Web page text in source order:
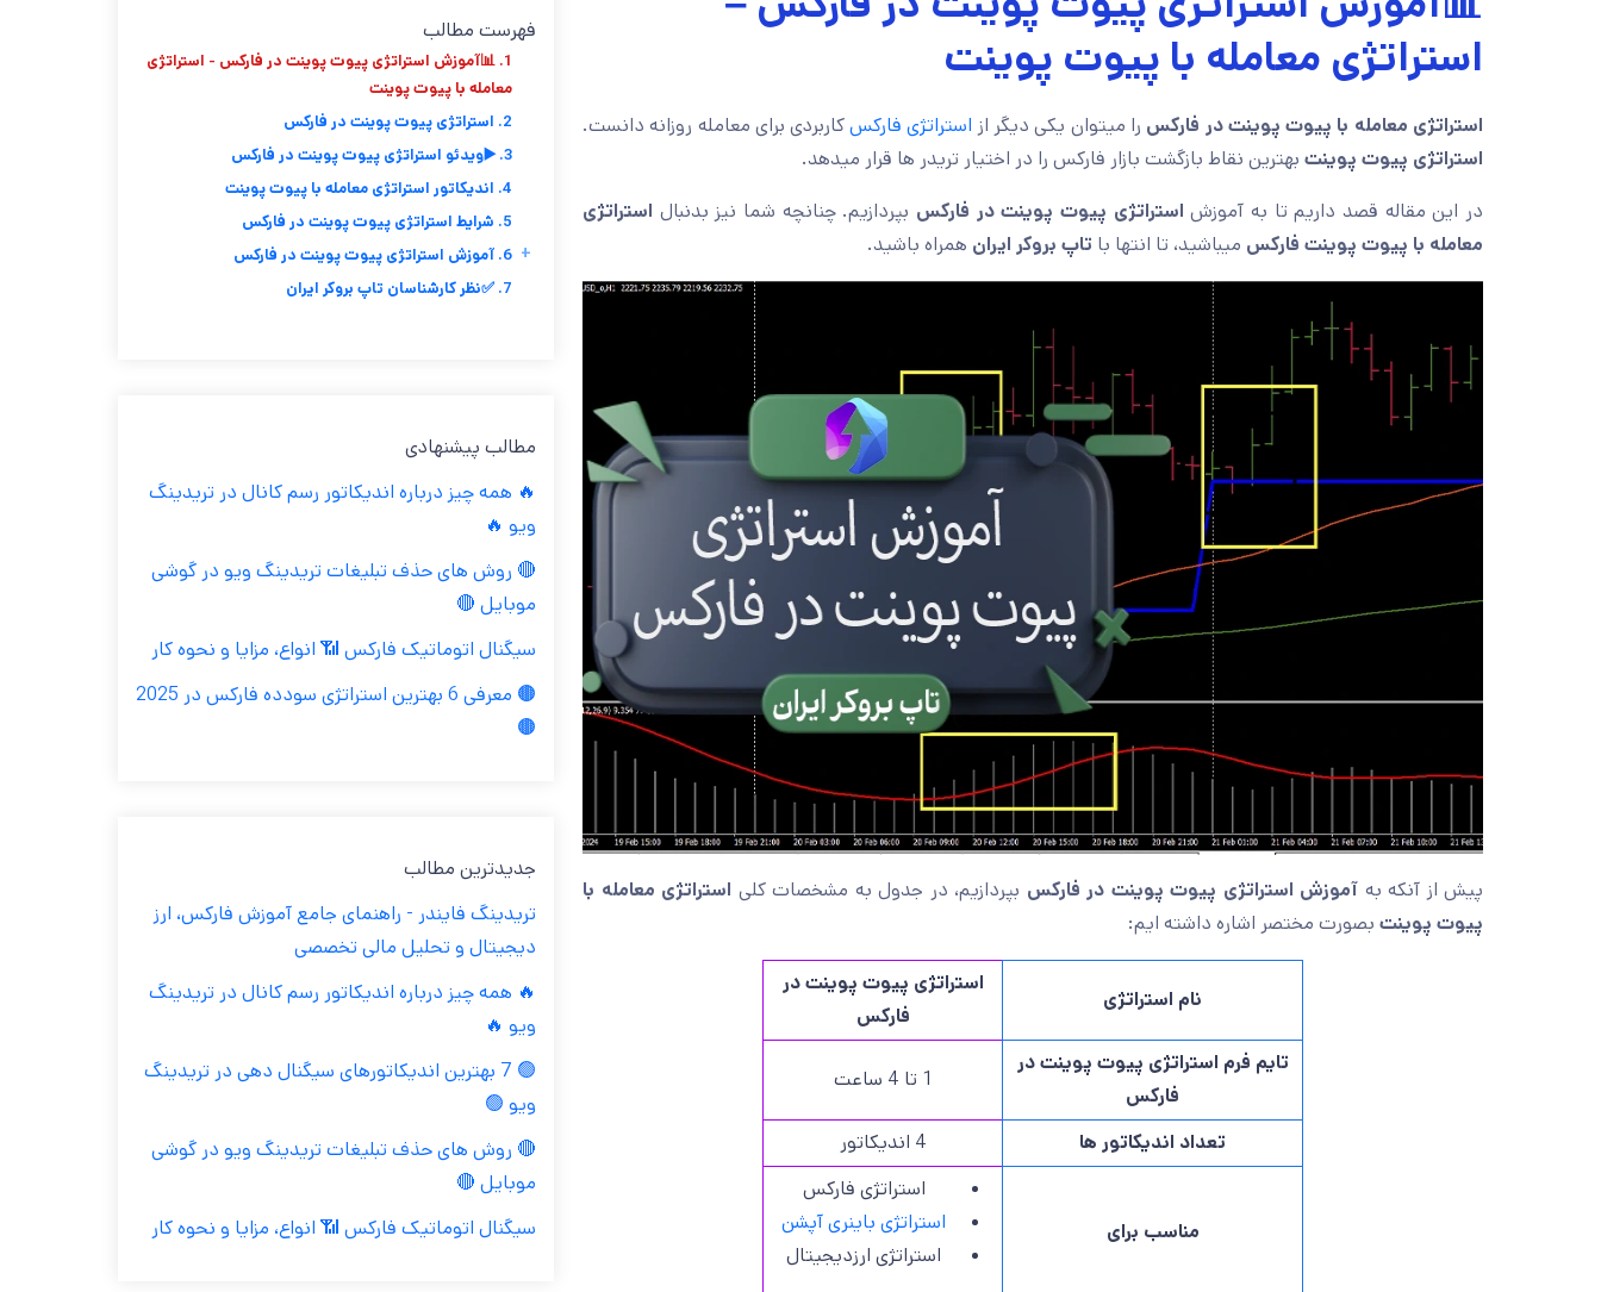
استراتژی معامله با پیوت پوینت
استراتژی معامله با پیوت پوینت در فارکس را میتوان یکی دیگر از استراتژی فارکسکاربردی برای معامله روزانه دانست.
استراتژی پیوت پوینت بهترین نقاط بازگشت بازار فارکس را در اختیار تریدر ها قرار میدهد.
در این مقاله قصد داریم تا به آموزشاستراتژی پیوت پوینت در فارکس بپردازیم. چنانچه شما نیز بدنبال استراتژی
معامله با پیوت پوینت فارکس میباشید، تا انتها با تاپ بروکر ایران همراه باشید.
پیش از آنکه به آموزش استراتژی پیوت پوینت در فارکس بپردازیم، در جدول به مشخصات کلی استراتژی معامله با
پیوت پوینت بصورت مختصر اشاره داشته ایم:
نام استراتژی
استراتژی پیوت پوینت در
فارکس
تایم فرم استراتژی پیوت پوینت در
فارکس
1 تا 4 ساعت
تعداد اندیکاتور ها 4 اندیکاتور
مناسب برای
استراتژی فارکس
استراتژی باینری آپشن
استراتژی ارزدیجیتال
فهرست مطالب
1. 📊آموزش استراتژی پیوت پوینت در فارکس - استراتژی
معامله با پیوت پوینت
2. استراتژی پیوت پوینت در فارکس
3. ▶️ویدئو استراتژی پیوت پوینت در فارکس
4. اندیکاتور استراتژی معامله با پیوت پوینت
5. شرایط استراتژی پیوت پوینت در فارکس
6. آموزش استراتژی پیوت پوینت در فارکس +
7. ✅نظر کارشناسان تاپ بروکر ایران
مطالب پیشنهادی
🔥 همه چیز درباره اندیکاتور رسم کانال در تریدینگ
ویو 🔥
🔴 روش های حذف تبلیغات تریدینگ ویو در گوشی
موبایل 🔴
سیگنال اتوماتیک فارکس 📶 انواع، مزایا و نحوه کار
🟤 معرفی 6 بهترین استراتژی سودده فارکس در 2025
🟤
جدیدترین مطالب
تریدینگ فایندر - راهنمای جامع آموزش فارکس، ارز
دیجیتال و تحلیل مالی تخصصی
🔥 همه چیز درباره اندیکاتور رسم کانال در تریدینگ
ویو 🔥
🟢 7 بهترین اندیکاتورهای سیگنال دهی در تریدینگ
ویو 🟢
🔴 روش های حذف تبلیغات تریدینگ ویو در گوشی
موبایل 🔴
سیگنال اتوماتیک فارکس 📶 انواع، مزایا و نحوه کار